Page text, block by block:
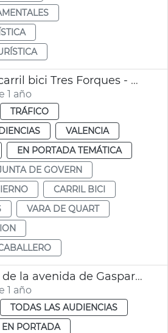
Adjduicación carril bici Tres Forques - Vara de Quart
1 año
TRÁFICO
VALENCIA
EN PORTADA TEMÁTICA
DE GOVERN
CARRIL BICI
VARA DE QUART
Reordenación de la avenida de Gaspar Aguilar de València
1 año
TODAS LAS AUDIENCIAS
EN PORTADA